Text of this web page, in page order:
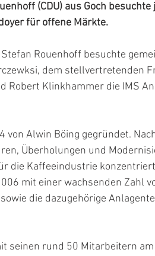
(CDU) aus Goch
für offene Märkte.
Rouenhoff besuchte
dem stellvertretenden
Robert Klinkhammer die IMS
Alwin Böing gegründet.
Überholungen und
die Kaffeeindustrie
mit einer wachsenden Zahl
die dazugehörige
seinen rund 50 Mitarbeitern